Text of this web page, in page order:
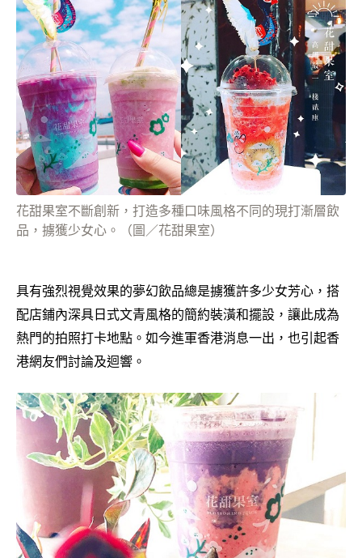
花甜果室不斷創新，打造多種口味風格不同的現打漸層飲
品，擄獲少女心。（圖／花甜果室）
具有強烈視覺效果的夢幻飲品總是擄獲許多少女芳心，搭
配店鋪內深具日式文青風格的簡約裝潢和擺設，讓此成為
熱門的拍照打卡地點。如今進軍香港消息一出，也引起香
港網友們討論及迴響。